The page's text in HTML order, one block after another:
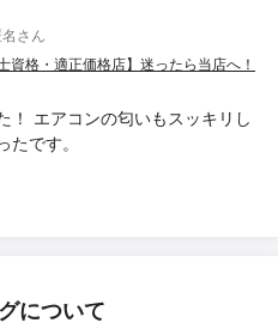
さん
格・適正価格店】迷ったら当店へ！
！ エアコンの匂いもスッキリし
です。
について